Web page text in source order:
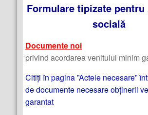
Formulare tipizate
socială
Documente noi
privind acordarea venitului minim
Citiți în pagina ”Actele necesare”
de documente necesare obținerii
garantat